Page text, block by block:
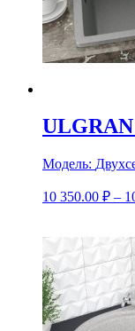
ULGRAN
Модель:
10 350.00 ₽ –